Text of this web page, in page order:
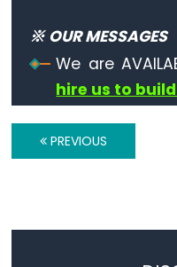
정
상
※ OUR MESSAGES
We are
hire us to
PREVIOUS